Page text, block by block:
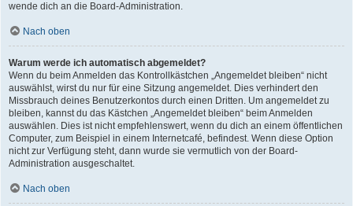
wende dich an die Board-Administration.
Nach oben
Warum werde ich automatisch abgemeldet?
Wenn du beim Anmelden das Kontrollkästchen „Angemeldet bleiben“ nicht
auswählst, wirst du nur für eine Sitzung angemeldet. Dies verhindert den
Missbrauch deines Benutzerkontos durch einen Dritten. Um angemeldet zu
bleiben, kannst du das Kästchen „Angemeldet bleiben“ beim Anmelden
auswählen. Dies ist nicht empfehlenswert, wenn du dich an einem öffentlichen
Computer, zum Beispiel in einem Internetcafé, befindest. Wenn diese Option
nicht zur Verfügung steht, dann wurde sie vermutlich von der Board-
Administration ausgeschaltet.
Nach oben